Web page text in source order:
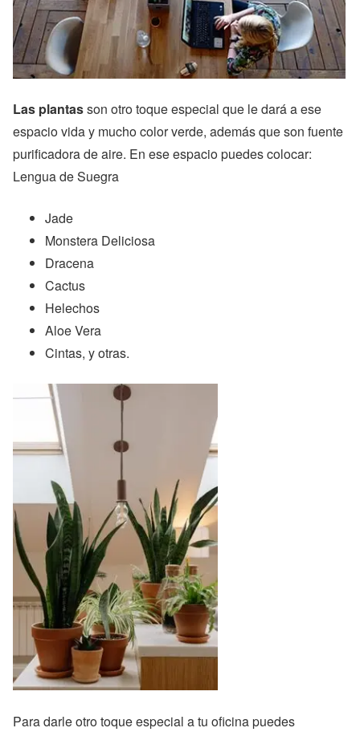
Las plantasson otro toque especial que le dará a ese
espacio vida y mucho color verde, además que son fuente
purificadora de aire. En ese espacio puedes colocar:
Lengua de Suegra
Jade
Monstera Deliciosa
Dracena
Cactus
Helechos
Aloe Vera
Cintas, y otras.
Para darle otro toque especial a tu oficina puedes